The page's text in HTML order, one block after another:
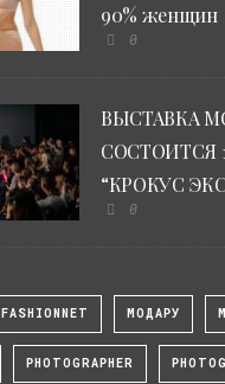
90% женщин
0
ВЫСТАВКА
СОСТОИТСЯ
“КРОКУС
0
FASHIONNET МОДАРУ
PHOTOGRAPHER